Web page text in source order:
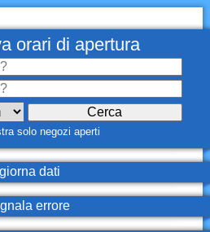
orari di apertura
solo negozi aperti
dati
errore